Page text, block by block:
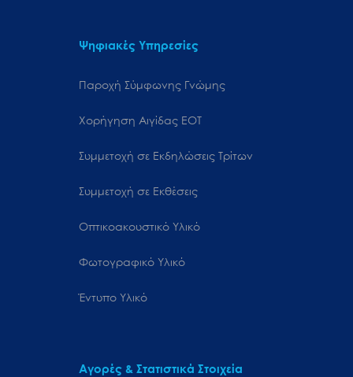
Ψηφιακές Υπηρεσίες
Παροχή Σύμφωνης Γνώμης
Χορήγηση Αιγίδας ΕΟΤ
Συμμετοχή σε Εκδηλώσεις Τρίτων
Συμμετοχή σε Εκθέσεις
Οπτικοακουστικό Υλικό
Φωτογραφικό Υλικό
Έντυπο Υλικό
Αγορές & Στατιστικά Στοιχεία